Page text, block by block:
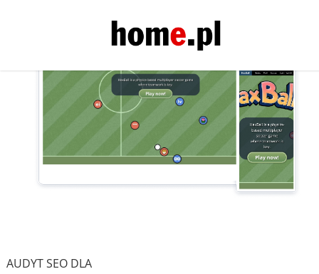
AUDYT SEO DLA